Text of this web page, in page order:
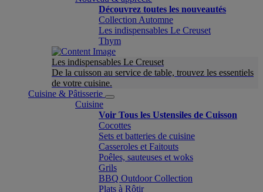
Découvrez toutes les nouveautés
Collection Automne
Les indispensables Le Creuset
Thym
Les indispensables Le Creuset
De la cuisson au service de table, trouvez les essentiels
de votre cuisine.
Cuisine & Pâtisserie
Cuisine
Voir Tous les Ustensiles de Cuisson
Cocottes
Sets et batteries de cuisine
Casseroles et Faitouts
Poêles, sauteuses et woks
Grils
BBQ Outdoor Collection
Plats à Rôtir